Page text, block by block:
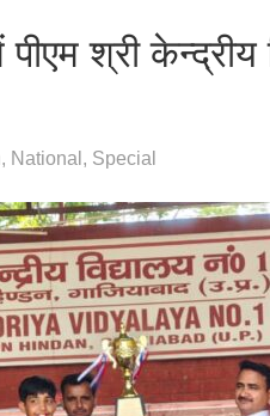
श्री
, National , Special